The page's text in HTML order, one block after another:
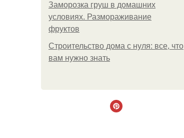
Заморозка груш в домашних
условиях. Размораживание
фруктов
Строительство дома с нуля: все, что
вам нужно знать